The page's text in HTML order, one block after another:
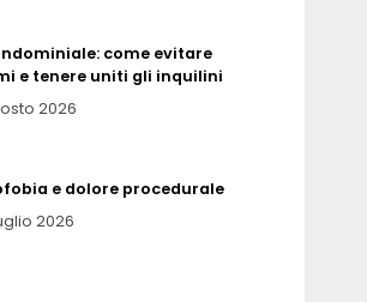
come evitare
e tenere uniti gli inquilini
2026
e dolore procedurale
2026